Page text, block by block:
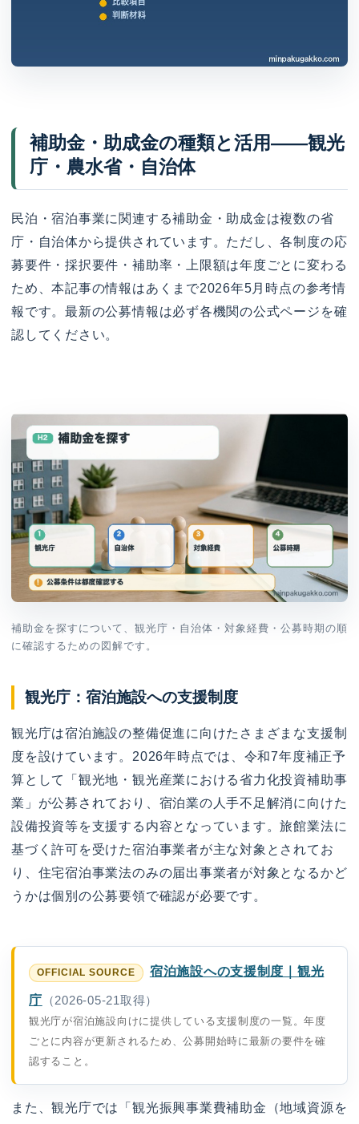
補助金・助成金の種類と活用——観光
庁・農水省・自治体
民泊・宿泊事業に関連する補助金・助成金は複数の省
庁・自治体から提供されています。ただし、各制度の応
募要件・採択要件・補助率・上限額は年度ごとに変わる
ため、本記事の情報はあくまで2026年5月時点の参考情
報です。最新の公募情報は必ず各機関の公式ページを確
認してください。
補助金を探すについて、観光庁・自治体・対象経費・公募時期の順
に確認するための図解です。
観光庁：宿泊施設への支援制度
観光庁は宿泊施設の整備促進に向けたさまざまな支援制
度を設けています。2026年時点では、令和7年度補正予
算として「観光地・観光産業における省力化投資補助事
業」が公募されており、宿泊業の人手不足解消に向けた
設備投資等を支援する内容となっています。旅館業法に
基づく許可を受けた宿泊事業者が主な対象とされてお
り、住宅宿泊事業法のみの届出事業者が対象となるかど
うかは個別の公募要領で確認が必要です。
宿泊施設への支援制度｜観光
庁 （2026-05-21取得）
観光庁が宿泊施設向けに提供している支援制度の一覧。年度
ごとに内容が更新されるため、公募開始時に最新の要件を確
認すること。
また、観光庁では「観光振興事業費補助金（地域資源を